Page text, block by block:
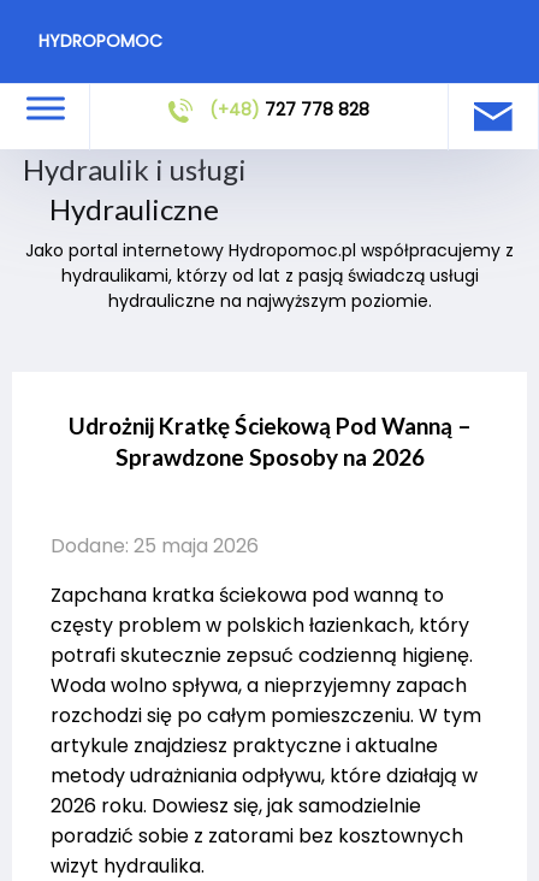
HYDROPOMOC
(+48) 727 778 828
Hydraulik i usługi
Hydrauliczne
Jako portal internetowy Hydropomoc.pl współpracujemy z
hydraulikami, którzy od lat z pasją świadczą usługi
hydrauliczne na najwyższym poziomie.
Udrożnij Kratkę Ściekową Pod Wanną –
Sprawdzone Sposoby na 2026
Dodane: 25 maja 2026
Zapchana kratka ściekowa pod wanną to
częsty problem w polskich łazienkach, który
potrafi skutecznie zepsuć codzienną higienę.
Woda wolno spływa, a nieprzyjemny zapach
rozchodzi się po całym pomieszczeniu. W tym
artykule znajdziesz praktyczne i aktualne
metody udrażniania odpływu, które działają w
2026 roku. Dowiesz się, jak samodzielnie
poradzić sobie z zatorami bez kosztownych
wizyt hydraulika.